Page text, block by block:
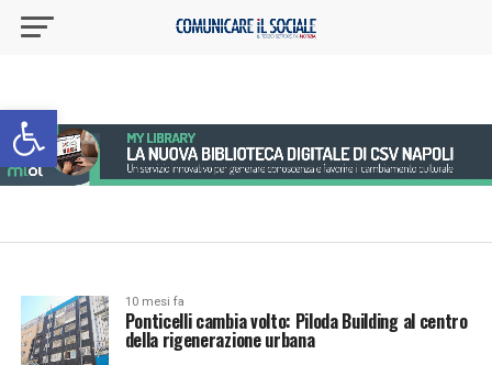
Apri la barra degli strumenti
10 mesi fa
Ponticelli cambia volto: Piloda Building al centro
della rigenerazione urbana